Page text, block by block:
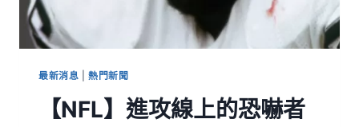
最新消息 |熱門新聞
【NFL】進攻線上的恐嚇者